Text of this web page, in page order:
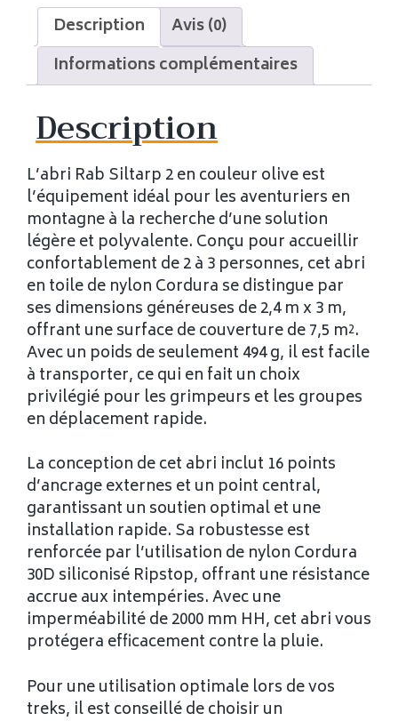
Description
Avis (0)
Informations complémentaires
Description
L’abri Rab Siltarp 2 en couleur olive est
l’équipement idéal pour les aventuriers en
montagne à la recherche d’une solution
légère et polyvalente. Conçu pour accueillir
confortablement de 2 à 3 personnes, cet abri
en toile de nylon Cordura se distingue par
ses dimensions généreuses de 2,4 m x 3 m,
offrant une surface de couverture de 7,5 m².
Avec un poids de seulement 494 g, il est facile
à transporter, ce qui en fait un choix
privilégié pour les grimpeurs et les groupes
en déplacement rapide.
La conception de cet abri inclut 16 points
d’ancrage externes et un point central,
garantissant un soutien optimal et une
installation rapide. Sa robustesse est
renforcée par l’utilisation de nylon Cordura
30D siliconisé Ripstop, offrant une résistance
accrue aux intempéries. Avec une
imperméabilité de 2000 mm HH, cet abri vous
protégera efficacement contre la pluie.
Pour une utilisation optimale lors de vos
treks, il est conseillé de choisir un